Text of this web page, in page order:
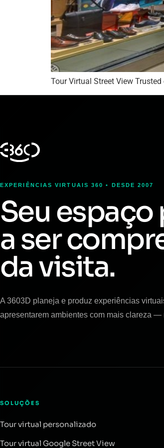
Tour Virtual Street View
EXPERIÊNCIAS VIRTUAIS 360 • DESDE 2007
Seu
a ser
da visita.
A 3603D planeja e produz experiências
apresentarem ambientes com mais clareza
SOLUÇÕES
Tour virtual personalizado
Tour virtual Google Street View